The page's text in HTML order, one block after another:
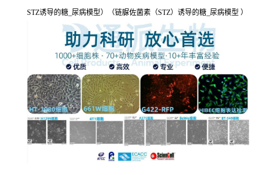
STZ诱导的糖_尿病模型）（链脲佐菌素（STZ）诱导的糖_尿病模型 ）